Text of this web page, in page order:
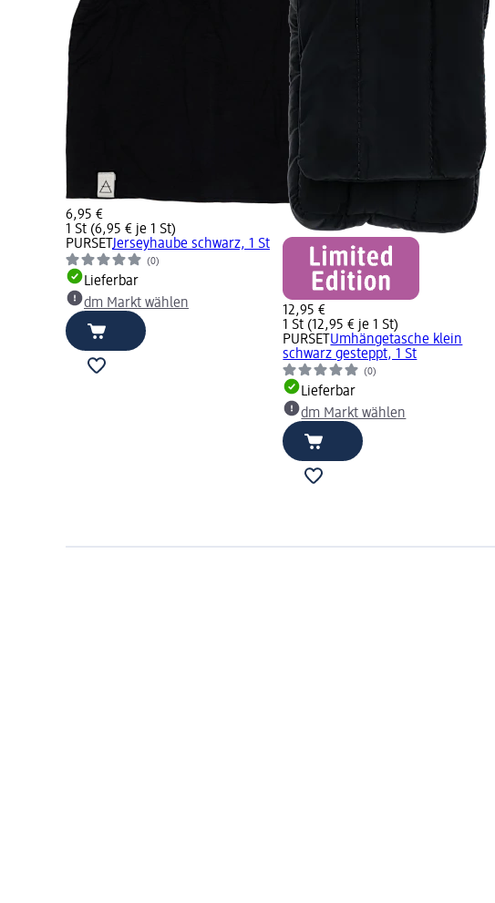
6,95 €
1 St (6,95 € je 1 St)
PURSETJerseyhaube schwarz, 1 St
(0)
Lieferbar
dm Markt wählen
12,95 €
1 St (12,95 € je 1 St)
PURSET Umhängetasche klein
schwarz gesteppt, 1 St
(0)
Lieferbar
dm Markt wählen